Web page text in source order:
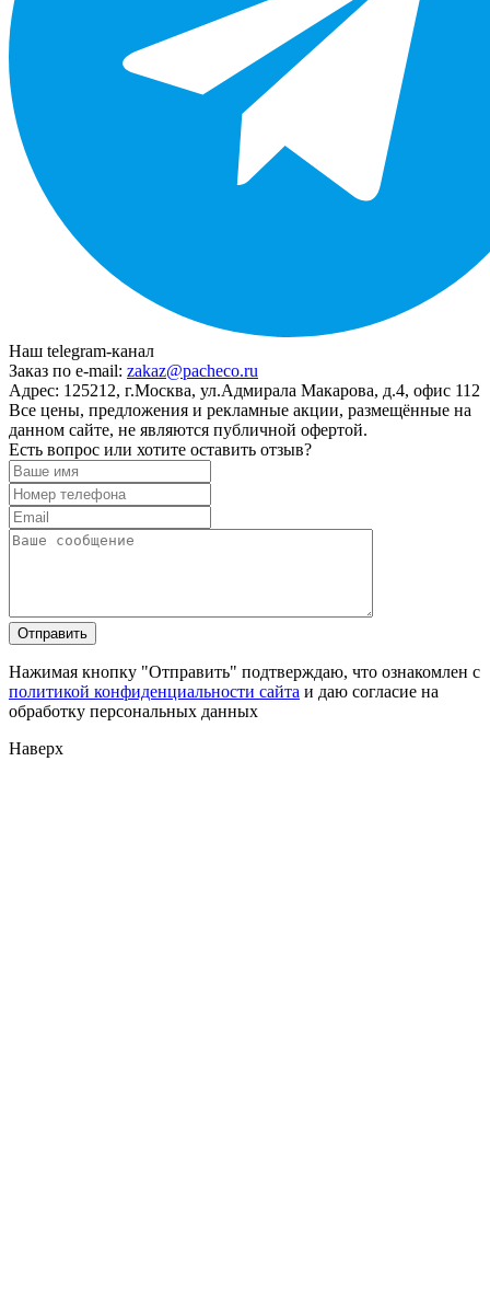
Наш telegram-канал
Заказ по e-mail: zakaz@pacheco.ru
Адрес: 125212, г.Москва, ул.Адмирала Макарова, д.4, офис 112
Все цены, предложения и рекламные акции, размещённые на
данном сайте, не являются публичной офертой.
Есть вопрос или хотите оставить отзыв?
Нажимая кнопку "Отправить" подтверждаю, что ознакомлен с
политикой конфиденциальности сайта и даю согласие на
обработку персональных данных
Наверх